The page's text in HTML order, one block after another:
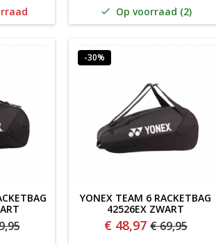
 Op voorraad (2)
-30%
YONEX TEAM 6 RACKETBAG
42526EX ZWART
€ 48,97 € 69,95